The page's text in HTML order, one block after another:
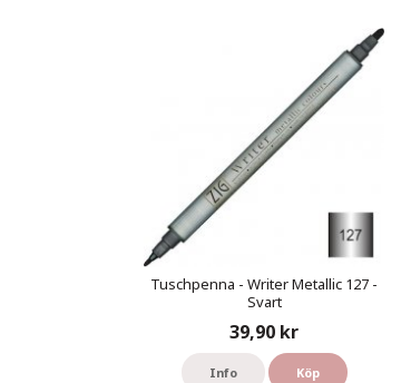
Tuschpenna - Writer Metallic 127 -
Svart
39,90 kr
Info Köp